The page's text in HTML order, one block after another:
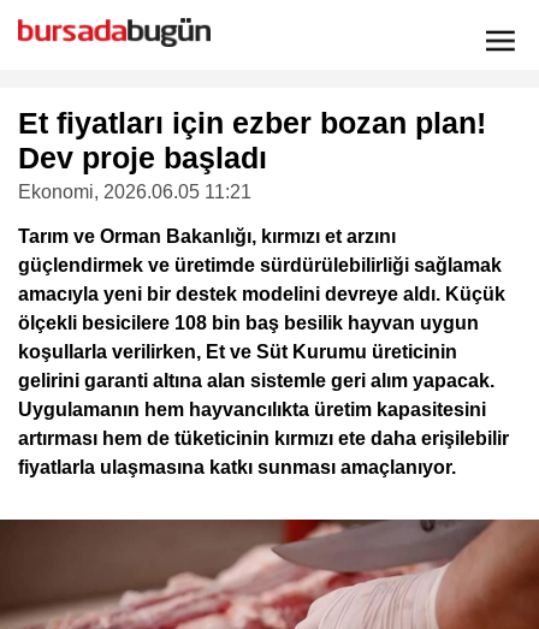
Et fiyatları için ezber bozan plan!
Dev proje başladı
Ekonomi, 2026.06.05 11:21
Tarım ve Orman Bakanlığı, kırmızı et arzını
güçlendirmek ve üretimde sürdürülebilirliği sağlamak
amacıyla yeni bir destek modelini devreye aldı. Küçük
ölçekli besicilere 108 bin baş besilik hayvan uygun
koşullarla verilirken, Et ve Süt Kurumu üreticinin
gelirini garanti altına alan sistemle geri alım yapacak.
Uygulamanın hem hayvancılıkta üretim kapasitesini
artırması hem de tüketicinin kırmızı ete daha erişilebilir
fiyatlarla ulaşmasına katkı sunması amaçlanıyor.